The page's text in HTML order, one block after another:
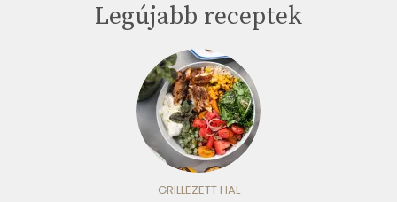
Legújabb receptek
GRILLEZETT HAL